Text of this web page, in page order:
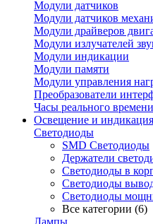
Модули датчиков
Модули датчиков
Модули драйверов
Модули излучателей
Модули индикации
Модули памяти
Модули управления
Преобразователи
Часы реального времени
Освещение и индикация
Светодиоды
SMD Светодиоды
Держатели
Светодиоды в
Светодиоды
Светодиоды
Все категории (6)
Лампы